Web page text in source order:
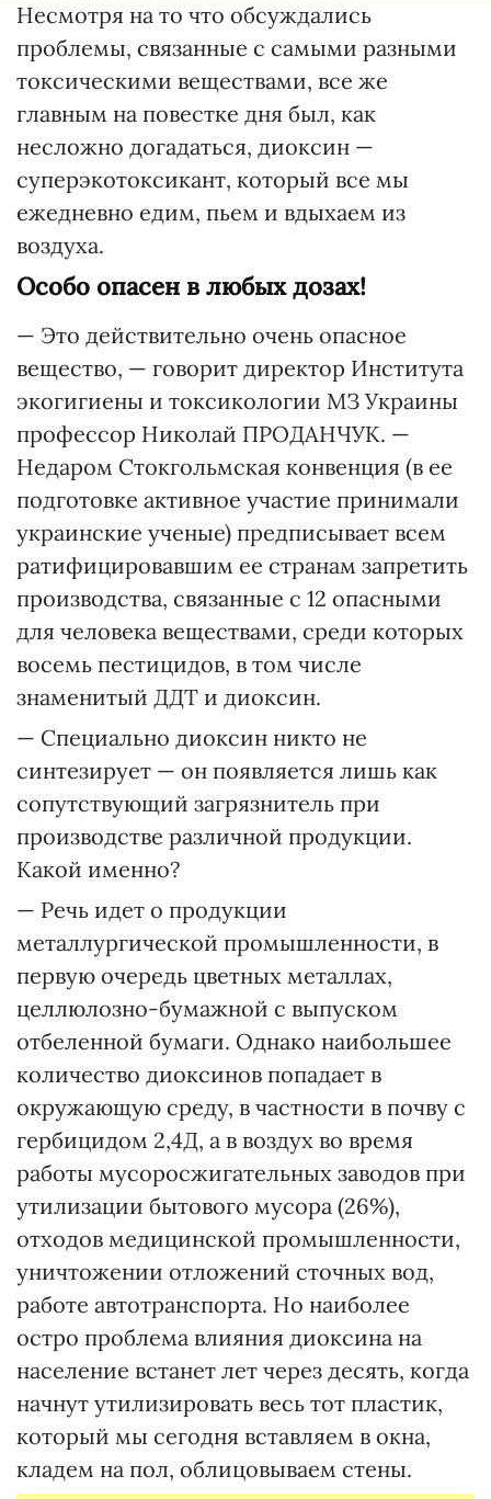
Несмотря на то что обсуждались
проблемы, связанные с самыми разными
токсическими веществами, все же
главным на повестке дня был, как
несложно догадаться, диоксин —
суперэкотоксикант, который все мы
ежедневно едим, пьем и вдыхаем из
воздуха.
Особо опасен в любых дозах!
— Это действительно очень опасное
вещество, — говорит директор Института
экогигиены и токсикологии МЗ Украины
профессор Николай ПРОДАНЧУК. —
Недаром Стокгольмская конвенция (в ее
подготовке активное участие принимали
украинские ученые) предписывает всем
ратифицировавшим ее странам запретить
производства, связанные с 12 опасными
для человека веществами, среди которых
восемь пестицидов, в том числе
знаменитый ДДТ и диоксин.
— Специально диоксин никто не
синтезирует — он появляется лишь как
сопутствующий загрязнитель при
производстве различной продукции.
Какой именно?
— Речь идет о продукции
металлургической промышленности, в
первую очередь цветных металлах,
целлюлозно-бумажной с выпуском
отбеленной бумаги. Однако наибольшее
количество диоксинов попадает в
окружающую среду, в частности в почву с
гербицидом 2,4Д, а в воздух во время
работы мусоросжигательных заводов при
утилизации бытового мусора (26%),
отходов медицинской промышленности,
уничтожении отложений сточных вод,
работе автотранспорта. Но наиболее
остро проблема влияния диоксина на
население встанет лет через десять, когда
начнут утилизировать весь тот пластик,
который мы сегодня вставляем в окна,
кладем на пол, облицовываем стены.